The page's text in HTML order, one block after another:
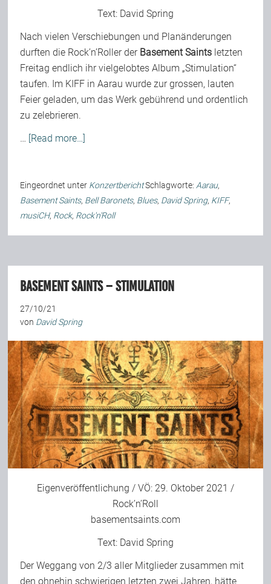
Text: David Spring
Nach vielen Verschiebungen und Planänderungen
durften die Rock’n’Roller der Basement Saints letzten
Freitag endlich ihr vielgelobtes Album „Stimulation“
taufen. Im KIFF in Aarau wurde zur grossen, lauten
Feier geladen, um das Werk gebührend und ordentlich
zu zelebrieren.
… [Read more…]
Eingeordnet unter KonzertberichtSchlagworte: Aarau,
Basement Saints, Bell Baronets, Blues, David Spring, KIFF,
musiCH, Rock, Rock'n'Roll
Basement Saints – Stimulation
27/10/21
von David Spring
Eigenveröffentlichung / VÖ: 29. Oktober 2021 /
Rock’n’Roll
basementsaints.com
Text: David Spring
Der Weggang von 2/3 aller Mitglieder zusammen mit
den ohnehin schwierigen letzten zwei Jahren, hätte